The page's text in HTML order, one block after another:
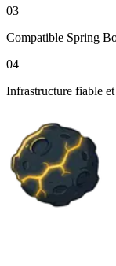
03
Compatible Spring
04
Infrastructure fiable